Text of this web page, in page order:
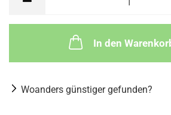
In den
Woanders günstiger gefunden?